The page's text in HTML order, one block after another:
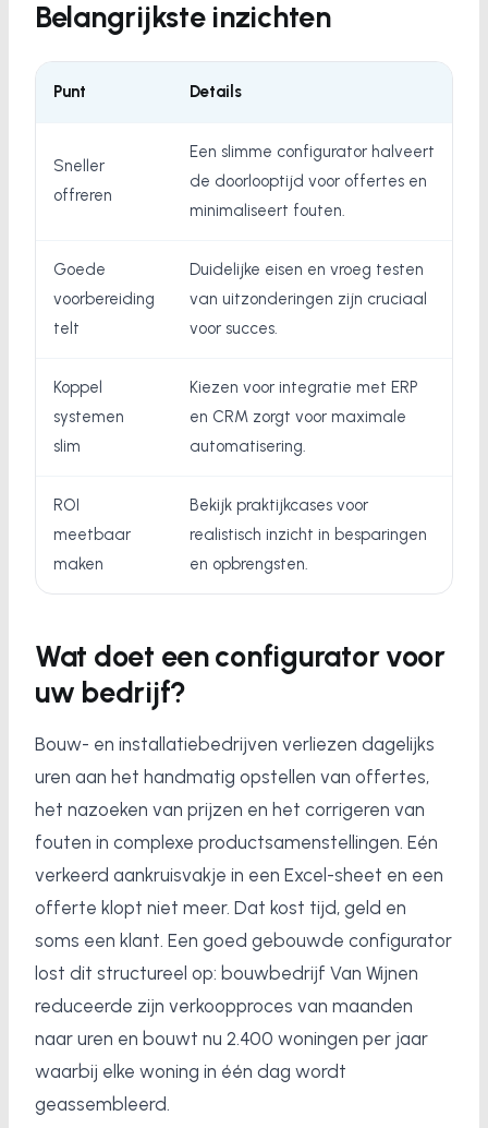
Belangrijkste inzichten
Punt Details
Sneller
offreren
Een slimme configurator halveert
de doorlooptijd voor offertes en
minimaliseert fouten.
Goede
voorbereiding
telt
Duidelijke eisen en vroeg testen
van uitzonderingen zijn cruciaal
voor succes.
Koppel
systemen
slim
Kiezen voor integratie met ERP
en CRM zorgt voor maximale
automatisering.
ROI
meetbaar
maken
Bekijk praktijkcases voor
realistisch inzicht in besparingen
en opbrengsten.
Wat doet een configurator voor
uw bedrijf?
Bouw- en installatiebedrijven verliezen dagelijks
uren aan het handmatig opstellen van offertes,
het nazoeken van prijzen en het corrigeren van
fouten in complexe productsamenstellingen. Eén
verkeerd aankruisvakje in een Excel-sheet en een
offerte klopt niet meer. Dat kost tijd, geld en
soms een klant. Een goed gebouwde configurator
lost dit structureel op: bouwbedrijf Van Wijnen
reduceerde zijn verkoopproces van maanden
naar uren en bouwt nu 2.400 woningen per jaar
waarbij elke woning in één dag wordt
geassembleerd.